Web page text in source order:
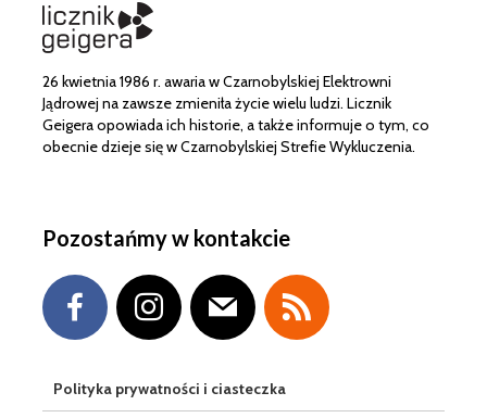
26 kwietnia 1986 r. awaria w Czarnobylskiej Elektrowni
Jądrowej na zawsze zmieniła życie wielu ludzi. Licznik
Geigera opowiada ich historie, a także informuje o tym, co
obecnie dzieje się w Czarnobylskiej Strefie Wykluczenia.
Pozostańmy w kontakcie
Polityka prywatności i ciasteczka